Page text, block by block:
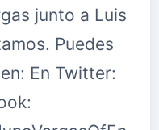
junto a Luis
Puedes
En Twitter: